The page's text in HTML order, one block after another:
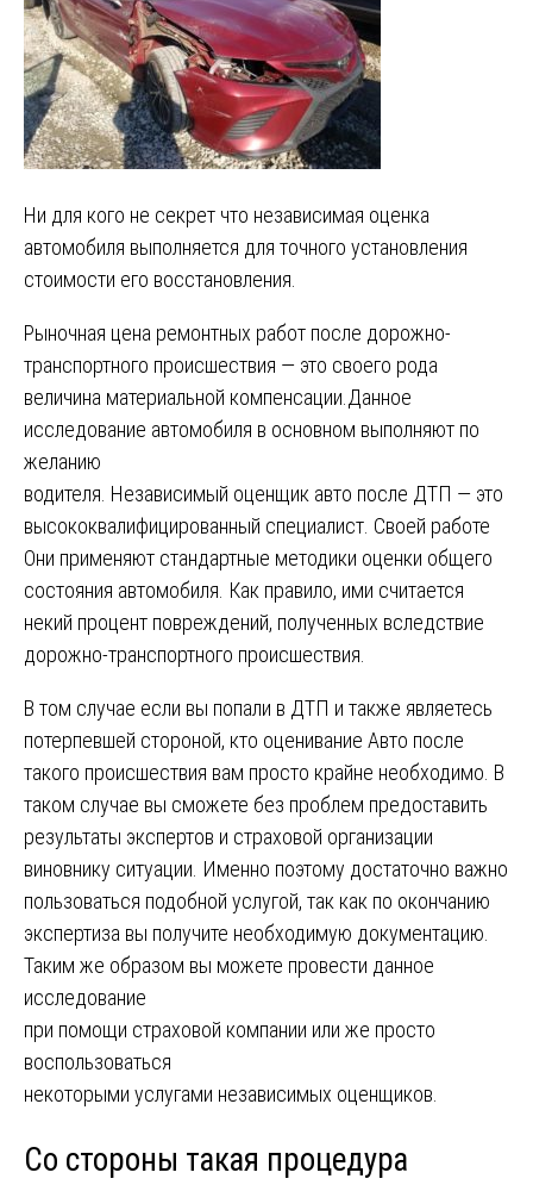
Ни для кого не секрет что независимая оценка
автомобиля выполняется для точного установления
стоимости его восстановления.
Рыночная цена ремонтных работ после дорожно-
транспортного происшествия — это своего рода
величина материальной компенсации.Данное
исследование автомобиля в основном выполняют по
желанию
водителя. Независимый оценщик авто после ДТП — это
высококвалифицированный специалист. Своей работе
Они применяют стандартные методики оценки общего
состояния автомобиля. Как правило, ими считается
некий процент повреждений, полученных вследствие
дорожно-транспортного происшествия.
В том случае если вы попали в ДТП и также являетесь
потерпевшей стороной, кто оценивание Авто после
такого происшествия вам просто крайне необходимо. В
таком случае вы сможете без проблем предоставить
результаты экспертов и страховой организации
виновнику ситуации. Именно поэтому достаточно важно
пользоваться подобной услугой, так как по окончанию
экспертиза вы получите необходимую документацию.
Таким же образом вы можете провести данное
исследование
при помощи страховой компании или же просто
воспользоваться
некоторыми услугами независимых оценщиков.
Со стороны такая процедура